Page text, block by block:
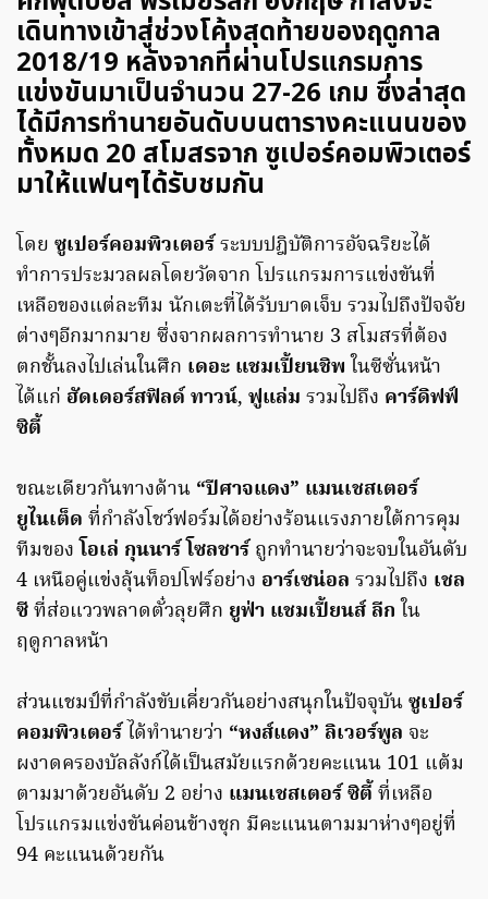
เดินทางเข้าสู่ช่วงโค้งสุดท้ายของฤดูกาล
2018/19 หลังจากที่ผ่านโปรแกรมการ
แข่งขันมาเป็นจำนวน 27-26 เกม ซึ่งล่าสุด
ได้มีการทำนายอันดับบนตารางคะแนนของ
ทั้งหมด 20 สโมสรจาก ซูเปอร์คอมพิวเตอร์
มาให้แฟนๆได้รับชมกัน
โดย ซูเปอร์คอมพิวเตอร์ระบบปฎิบัติการอัจฉริยะได้
ทำการประมวลผลโดยวัดจาก โปรแกรมการแข่งขันที่
เหลือของแต่ละทีม นักเตะที่ได้รับบาดเจ็บ รวมไปถึงปัจจัย
ต่างๆอีกมากมาย ซึ่งจากผลการทำนาย 3 สโมสรที่ต้อง
ตกชั้นลงไปเล่นในศึก เดอะ แชมเปี้ยนชิพในซีซั่นหน้า
ได้แก่ ฮัดเดอร์สฟิลด์ ทาวน์, ฟูแล่ม รวมไปถึง คาร์ดิฟฟ์
ซิตี้
ขณะเดียวกันทางด้าน “ปีศาจแดง” แมนเชสเตอร์
ยูไนเต็ด ที่กำลังโชว์ฟอร์มได้อย่างร้อนแรงภายใต้การคุม
ทีมของโอเล่ กุนนาร์ โซลชาร์ถูกทำนายว่าจะจบในอันดับ
4 เหนือคู่แข่งลุ้นท็อปโฟร์อย่าง อาร์เซน่อล รวมไปถึง เชล
ซีที่ส่อแววพลาดตั๋วลุยศึก ยูฟ่า แชมเปี้ยนส์ ลีกใน
ฤดูกาลหน้า
ส่วนแชมป์ที่กำลังขับเคี่ยวกันอย่างสนุกในปัจจุบันซูเปอร์
คอมพิวเตอร์ได้ทำนายว่า “หงส์แดง” ลิเวอร์พูล จะ
ผงาดครองบัลลังก์ได้เป็นสมัยแรกด้วยคะแนน 101 แต้ม
ตามมาด้วยอันดับ 2 อย่าง แมนเชสเตอร์ ซิตี้ที่เหลือ
โปรแกรมแข่งขันค่อนข้างชุก มีคะแนนตามมาห่างๆอยู่ที่
94 คะแนนด้วยกัน